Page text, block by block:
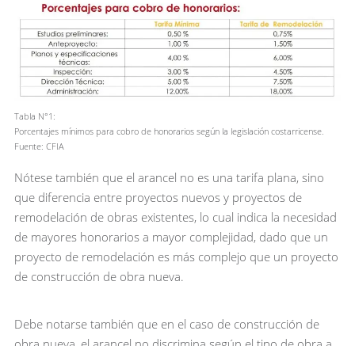
Tabla N°1:
Porcentajes mínimos para cobro de honorarios según la legislación costarricense.
Fuente: CFIA
Nótese también que el arancel no es una tarifa plana, sino
que diferencia entre proyectos nuevos y proyectos de
remodelación de obras existentes, lo cual indica la necesidad
de mayores honorarios a mayor complejidad, dado que un
proyecto de remodelación es más complejo que un proyecto
de construcción de obra nueva.
Debe notarse también que en el caso de construcción de